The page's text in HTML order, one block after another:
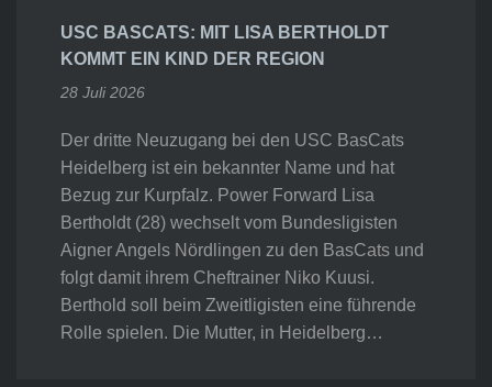
USC BASCATS: MIT LISA BERTHOLDT
KOMMT EIN KIND DER REGION
28 Juli 2026
Der dritte Neuzugang bei den USC BasCats
Heidelberg ist ein bekannter Name und hat
Bezug zur Kurpfalz. Power Forward Lisa
Bertholdt (28) wechselt vom Bundesligisten
Aigner Angels Nördlingen zu den BasCats und
folgt damit ihrem Cheftrainer Niko Kuusi.
Berthold soll beim Zweitligisten eine führende
Rolle spielen. Die Mutter, in Heidelberg…